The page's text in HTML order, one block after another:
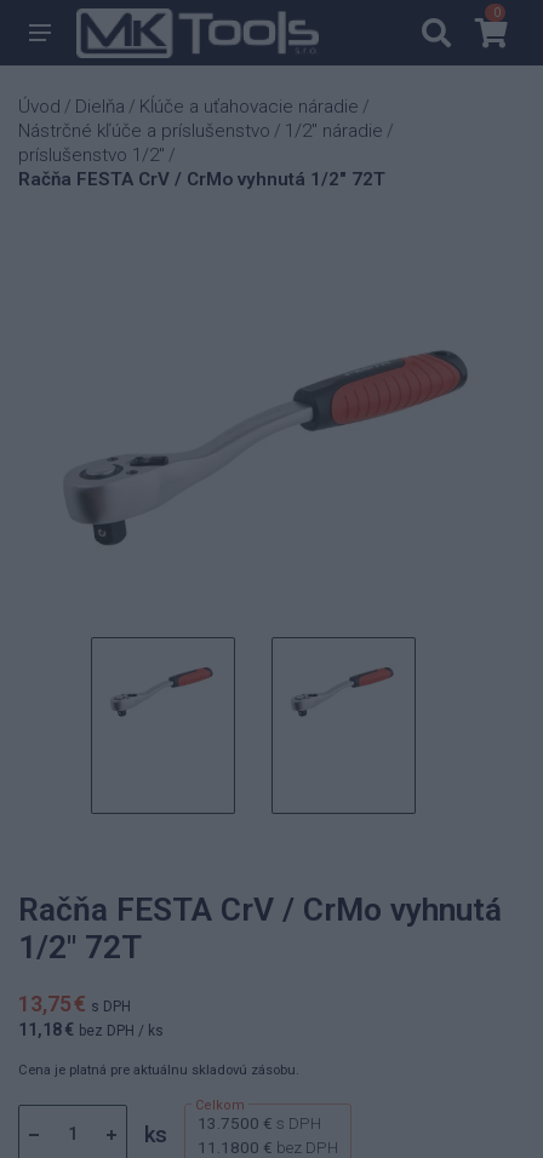
00
Úvod / Dielňa / Kĺúče a uťahovacie náradie /
Nástrčné kľúče a príslušenstvo / 1/2" náradie /
príslušenstvo 1/2" /
Račňa FESTA CrV / CrMo vyhnutá 1/2" 72T
Račňa FESTA CrV / CrMo vyhnutá
1/2" 72T
13,75 € s DPH
11,18 € bez DPH / ks
Cena je platná pre aktuálnu skladovú zásobu.
ks 13.7500 € s DPH
11.1800 € bez DPH